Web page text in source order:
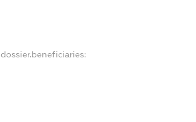
dossier.beneficiaries: